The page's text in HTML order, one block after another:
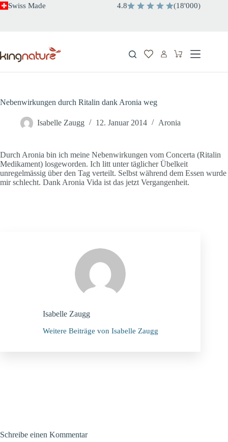
ZumSwiss Made 4.8 (18'000)
Warenkorb
Nebenwirkungen durch Ritalin dank Aronia weg
Isabelle Zaugg 12. Januar 2014 Aronia
Durch Aronia bin ich meine Nebenwirkungen vom Concerta (Ritalin
Medikament) losgeworden. Ich litt unter täglicher Übelkeit
unregelmässig über den Tag verteilt. Selbst während dem Essen wurde
mir schlecht. Dank Aronia Vida ist das jetzt Vergangenheit.
Isabelle Zaugg
Weitere Beiträge von Isabelle Zaugg
Schreibe einen Kommentar